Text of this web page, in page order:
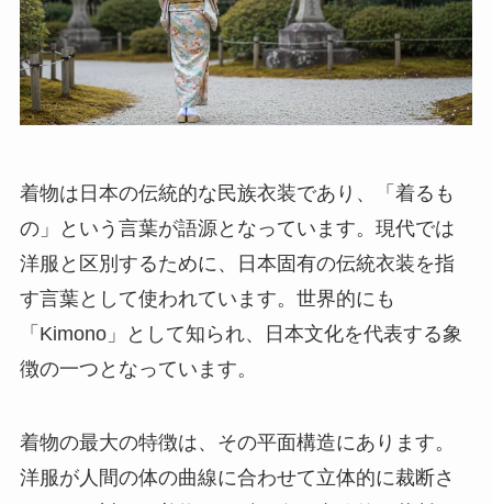
着物は日本の伝統的な民族衣装であり、「着るも
の」という言葉が語源となっています。現代では
洋服と区別するために、日本固有の伝統衣装を指
す言葉として使われています。世界的にも
「Kimono」として知られ、日本文化を代表する象
徴の一つとなっています。
着物の最大の特徴は、その平面構造にあります。
洋服が人間の体の曲線に合わせて立体的に裁断さ